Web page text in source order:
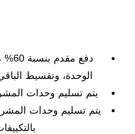
دفع
الوحدة، وتقسيط الباقي على
يتم تسليم وحدات
يتم تسليم وحدات